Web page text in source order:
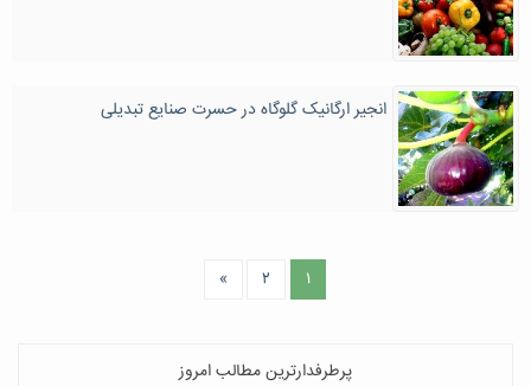
انجیر ارگانیک گلوگاه در حسرت صنایع تبدیلی
۱ ۲ »
پرطرفدارترین مطالب امروز